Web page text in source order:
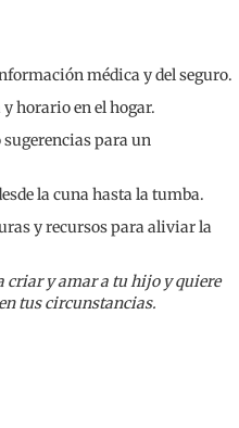
médica y del seguro.
horario en el hogar.
sugerencias para un
la cuna hasta la tumba.
y recursos para aliviar la
criar y amar a tu hijo y quiere
tus circunstancias.